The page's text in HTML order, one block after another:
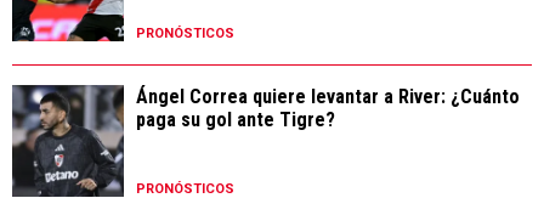
PRONÓSTICOS
Ángel Correa quiere levantar a River: ¿Cuánto
paga su gol ante Tigre?
PRONÓSTICOS